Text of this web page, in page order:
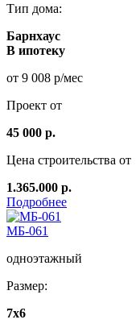
Тип дома:
Барнхаус
В ипотеку
от 9 008 р/мес
Проект от
45 000 р.
Цена строительства от
1.365.000 р.
Подробнее
МБ-061
одноэтажный
Размер:
7x6